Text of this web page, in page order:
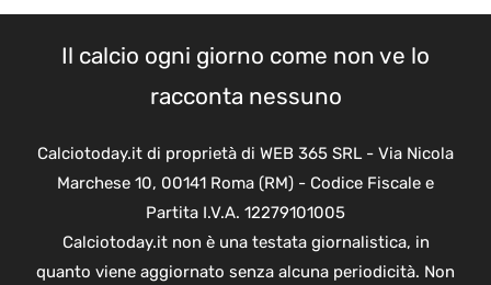
Il calcio ogni giorno come non ve lo
racconta nessuno
Calciotoday.it di proprietà di WEB 365 SRL - Via Nicola
Marchese 10, 00141 Roma (RM) - Codice Fiscale e
Partita I.V.A. 12279101005
Calciotoday.it non è una testata giornalistica, in
quanto viene aggiornato senza alcuna periodicità. Non